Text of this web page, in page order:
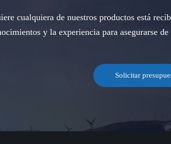
cualquiera de nuestros productos está
y la experiencia para asegurarse
Solicitar